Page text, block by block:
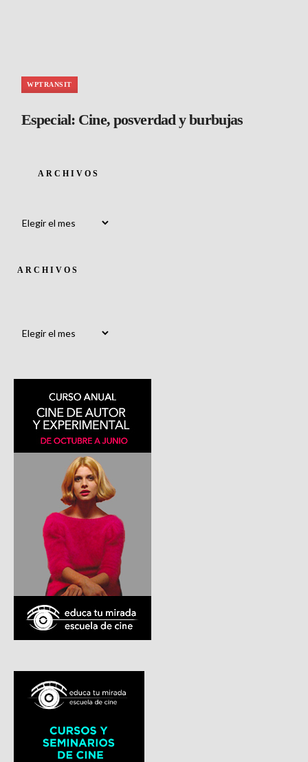
WPTRANSIT
Especial: Cine, posverdad y burbujas
ARCHIVOS
ARCHIVOS